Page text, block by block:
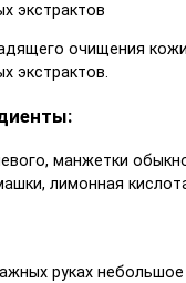
экстрактов
очищения
экстрактов.
манжетки
лимонная
руках небольшое